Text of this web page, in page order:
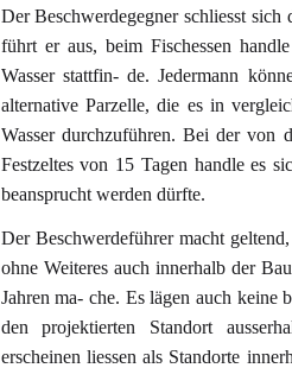
Der Beschwerdegegner schliesst
führt er aus, beim Fischessen
Wasser stattfin- de. Jedermann
alternative Parzelle, die es in
Wasser durchzuführen. Bei der von
Festzeltes von 15 Tagen handle es
beansprucht werden dürfte.
Der Beschwerdeführer macht
ohne Weiteres auch innerhalb der
Jahren ma- che. Es lägen auch keine
den projektierten Standort
erscheinen liessen als Standorte